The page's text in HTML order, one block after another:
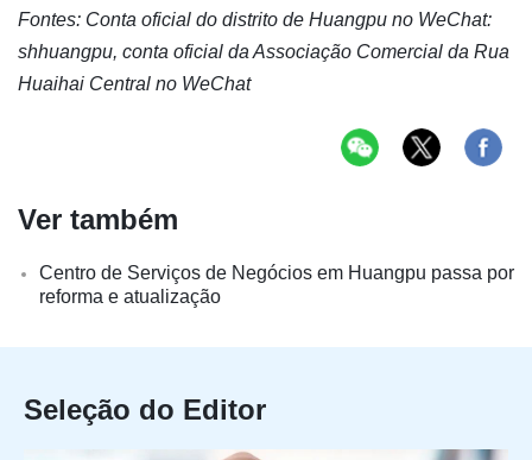
Fontes: Conta oficial do distrito de Huangpu no WeChat:
shhuangpu, conta oficial da Associação Comercial da Rua
Huaihai Central no WeChat
Ver também
Centro de Serviços de Negócios em Huangpu passa por
reforma e atualização
Seleção do Editor